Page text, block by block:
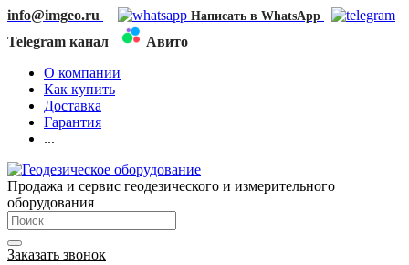
info@imgeo.ru Написать в WhatsApp
Telegram канал
Авито
О компании
Как купить
Доставка
Гарантия
...
Продажа и сервис геодезического и измерительного
оборудования
Заказать звонок